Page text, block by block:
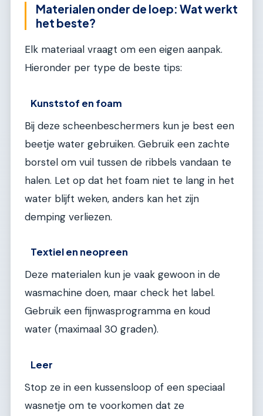
Materialen onder de loep: Wat werkt
het beste?
Elk materiaal vraagt om een eigen aanpak.
Hieronder per type de beste tips:
Kunststof en foam
Bij deze scheenbeschermers kun je best een
beetje water gebruiken. Gebruik een zachte
borstel om vuil tussen de ribbels vandaan te
halen. Let op dat het foam niet te lang in het
water blijft weken, anders kan het zijn
demping verliezen.
Textiel en neopreen
Deze materialen kun je vaak gewoon in de
wasmachine doen, maar check het label.
Gebruik een fijnwasprogramma en koud
water (maximaal 30 graden).
Leer
Stop ze in een kussensloop of een speciaal
wasnetje om te voorkomen dat ze